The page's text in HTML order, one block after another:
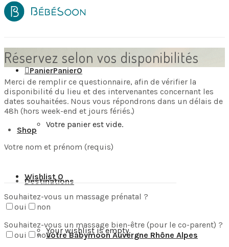
PanierPanier0
Votre panier est vide.
Wishlist 0
Your wishlist is empty.
Shop
Destinations
Votre Babymoon Auvergne Rhône Alpes
Réservez selon vos disponibilités
Merci de remplir ce questionnaire, afin de vérifier la
disponibilité du lieu et des intervenantes concernant les
dates souhaitées. Nous vous répondrons dans un délais de
48h (hors week-end et jours fériés.)
Votre nom et prénom (requis)
Souhaitez-vous un massage prénatal ?
oui
non
Souhaitez-vous un massage bien-être (pour le co-parent) ?
oui
non